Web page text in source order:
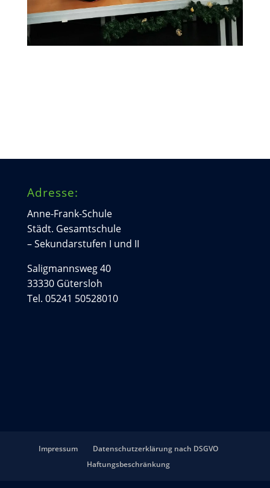
Adresse:
Anne-Frank-Schule
Städt. Gesamtschule
– Sekundarstufen I und II
Saligmannsweg 40
33330 Gütersloh
Tel. 05241 50528010
Impressum
Datenschutzerklärung nach DSGVO
Haftungsbeschränkung